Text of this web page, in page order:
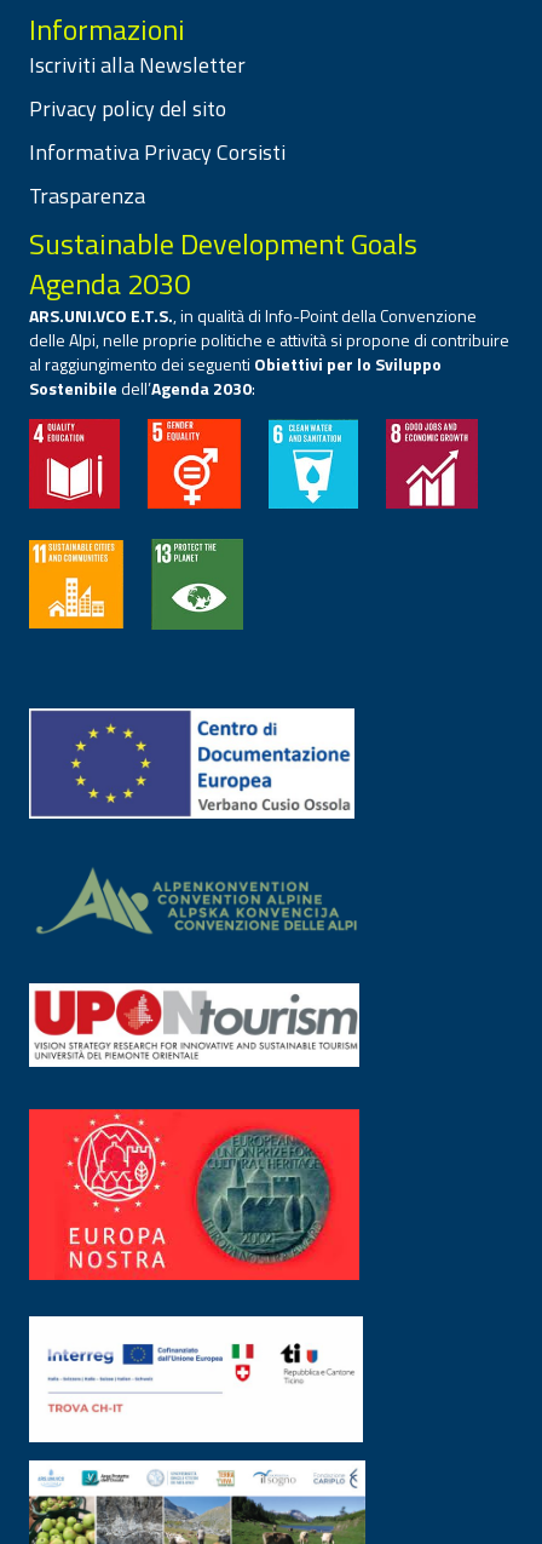
Informazioni
Iscriviti alla Newsletter
Privacy policy del sito
Informativa Privacy Corsisti
Trasparenza
Sustainable Development Goals
Agenda 2030
ARS.UNI.VCO E.T.S., in qualità di Info-Point della Convenzione
delle Alpi, nelle proprie politiche e attività si propone di contribuire
al raggiungimento dei seguenti Obiettivi per lo Sviluppo
Sostenibiledell’Agenda 2030: